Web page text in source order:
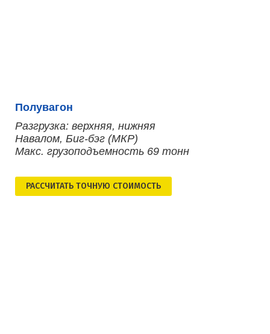
Полувагон
Разгрузка: верхняя, нижняя
Навалом, Биг-бэг (МКР)
Макс. грузоподъемность 69 тонн
РАСCЧИТАТЬ ТОЧНУЮ СТОИМОСТЬ